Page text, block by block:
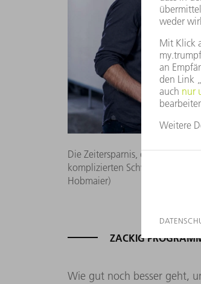
Die Zeitersparnis, die
komplizierten
Hobmaier)
ZACKIG
Wie gut noch besser geht,